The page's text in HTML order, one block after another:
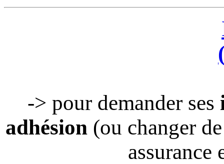
-> pour demander ses
adhésion(ou changer
assurance